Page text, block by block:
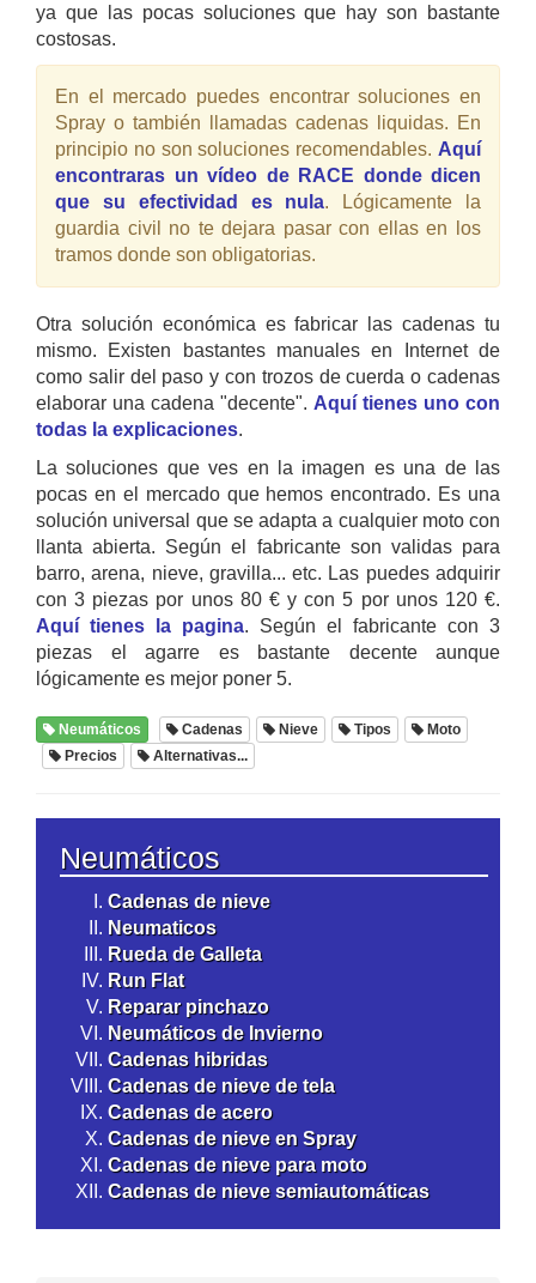
ya que las pocas soluciones que hay son bastante
costosas.
En el mercado puedes encontrar soluciones en
Spray o también llamadas cadenas liquidas. En
principio no son soluciones recomendables. Aquí
encontraras un vídeo de RACE donde dicen
que su efectividad es nula. Lógicamente la
guardia civil no te dejara pasar con ellas en los
tramos donde son obligatorias.
Otra solución económica es fabricar las cadenas tu
mismo. Existen bastantes manuales en Internet de
como salir del paso y con trozos de cuerda o cadenas
elaborar una cadena "decente". Aquí tienes uno con
todas la explicaciones.
La soluciones que ves en la imagen es una de las
pocas en el mercado que hemos encontrado. Es una
solución universal que se adapta a cualquier moto con
llanta abierta. Según el fabricante son validas para
barro, arena, nieve, gravilla... etc. Las puedes adquirir
con 3 piezas por unos 80 € y con 5 por unos 120 €.
Aquí tienes la pagina. Según el fabricante con 3
piezas el agarre es bastante decente aunque
lógicamente es mejor poner 5.
Neumáticos Cadenas Nieve Tipos
Moto
Precios
Alternativas...
Neumáticos
Cadenas de nieve
Neumaticos
Rueda de Galleta
Run Flat
Reparar pinchazo
Neumáticos de Invierno
Cadenas hibridas
Cadenas de nieve de tela
Cadenas de acero
Cadenas de nieve en Spray
Cadenas de nieve para moto
Cadenas de nieve semiautomáticas